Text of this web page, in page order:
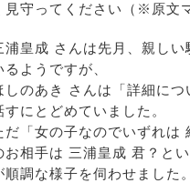
見守ってください（※原文
浦皇成 さんは先月、親し
るようですが、
しのあき さんは「詳細に
すにとどめていました。
だ「女の子なのでいずれは
お相手は 三浦皇成 君？と
順調な様子を伺わせました